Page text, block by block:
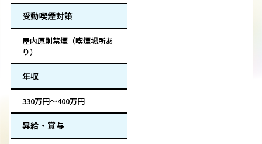
受動喫煙対策
屋内原則禁煙（喫煙場所あ
り）
年収
330万円～400万円
昇給・賞与